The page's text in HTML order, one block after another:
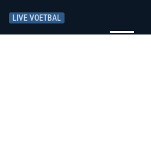
LIVE VOETBAL